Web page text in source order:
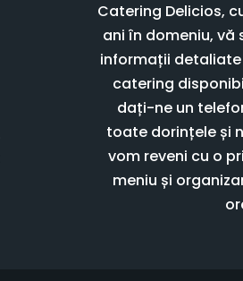
Catering Delicios,
ani în domeniu, vă
informații
catering
dați-ne un
toate dorințele și
vom reveni cu o
meniu și